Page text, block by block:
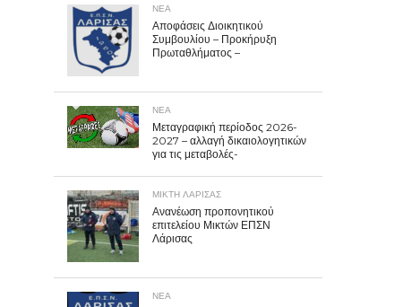
ΝΕΑ
Αποφάσεις Διοικητικού
Συμβουλίου – Προκήρυξη
Πρωταθλήματος –
ΝΕΑ
Μεταγραφική περίοδος 2026-
2027 – αλλαγή δικαιολογητικών
για τις μεταβολές-
ΜΙΚΤΗ ΛΑΡΙΣΑΣ
Ανανέωση προπονητικού
επιτελείου Μικτών ΕΠΣΝ
Λάρισας
ΝΕΑ